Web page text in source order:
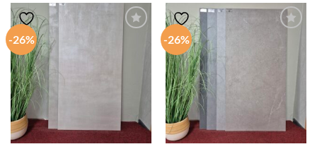
-26% -26%